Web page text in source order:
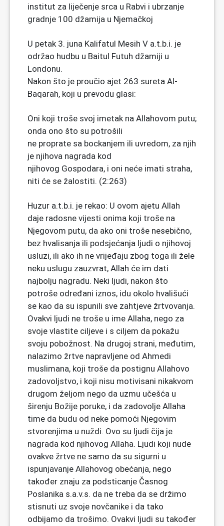
institut za liječenje srca u Rabvi i ubrzanje
gradnje 100 džamija u Njemačkoj
U petak 3. juna Kalifatul Mesih V a.t.b.i. je
održao hudbu u Baitul Futuh džamiji u
Londonu.
Nakon što je proučio ajet 263 sureta Al-
Baqarah, koji u prevodu glasi:
Oni koji troše svoj imetak na Allahovom putu;
onda ono što su potrošili
ne proprate sa bockanjem ili uvredom, za njih
je njihova nagrada kod
njihovog Gospodara, i oni neće imati straha,
niti će se žalostiti. (2:263)
Huzur a.t.b.i. je rekao: U ovom ajetu Allah
daje radosne vijesti onima koji troše na
Njegovom putu, da ako oni troše nesebično,
bez hvalisanja ili podsjećanja ljudi o njihovoj
usluzi, ili ako ih ne vrijeđaju zbog toga ili žele
neku uslugu zauzvrat, Allah će im dati
najbolju nagradu. Neki ljudi, nakon što
potroše određani iznos, idu okolo hvališući
se kao da su ispunili sve zahtjeve žrtvovanja.
Ovakvi ljudi ne troše u ime Allaha, nego za
svoje vlastite ciljeve i s ciljem da pokažu
svoju pobožnost. Na drugoj strani, međutim,
nalazimo žrtve napravljene od Ahmedi
muslimana, koji troše da postignu Allahovo
zadovoljstvo, i koji nisu motivisani nikakvom
drugom željom nego da uzmu učešća u
širenju Božije poruke, i da zadovolje Allaha
time da budu od neke pomoći Njegovim
stvorenjima u nuždi. Ovo su ljudi čija je
nagrada kod njihovog Allaha. Ljudi koji nude
ovakve žrtve ne samo da su sigurni u
ispunjavanje Allahovog obećanja, nego
također znaju za podsticanje Časnog
Poslanika s.a.v.s. da ne treba da se držimo
stisnuti uz svoje novčanike i da tako
odbijamo da trošimo. Ovakvi ljudi su također